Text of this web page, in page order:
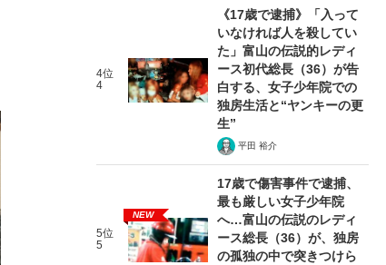
4位
4
《17歳で逮捕》「入って
いなければ人を殺してい
た」富山の伝説的レディ
ース初代総長（36）が告
白する、女子少年院での
独房生活と“ヤンキーの更
生”
平田 裕介
5位
5
NEW
17歳で傷害事件で逮捕、
最も厳しい女子少年院
へ…富山の伝説のレディ
ース総長（36）が、独房
の孤独の中で突きつけら